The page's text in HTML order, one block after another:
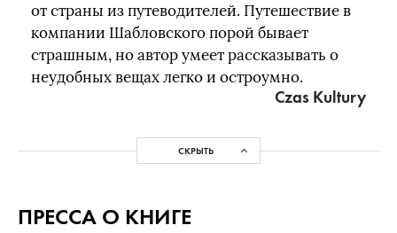
от страны из путеводителей. Путешествие в
компании Шабловского порой бывает
страшным, но автор умеет рассказывать о
неудобных вещах легко и остроумно.
Czas Kultury
СКРЫТЬ
ПРЕССА О КНИГЕ